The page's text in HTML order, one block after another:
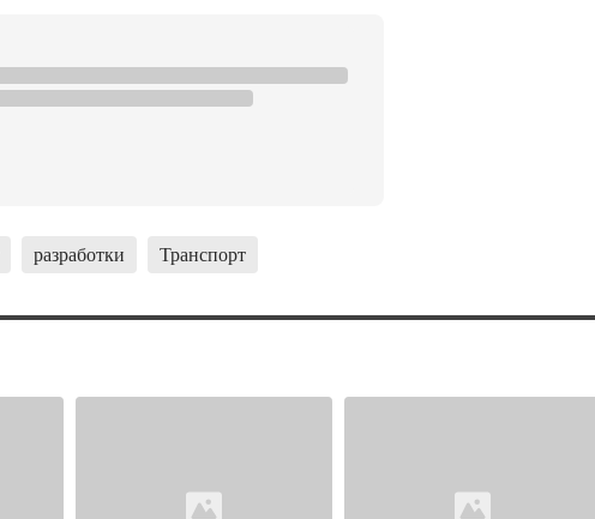
разработки Транспорт